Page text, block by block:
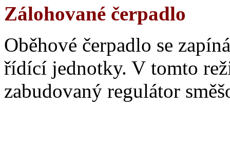
Zálohované čerpadlo
Oběhové čerpadlo se
řídící jednotky. V tomto
zabudovaný regulátor